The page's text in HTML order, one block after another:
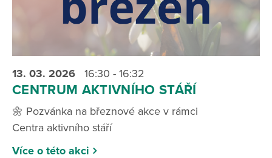
13. 03. 2026 16:30 - 16:32
CENTRUM AKTIVNÍHO STÁŘÍ
🌼 Pozvánka na březnové akce v rámci
Centra aktivního stáří
Více o této akci